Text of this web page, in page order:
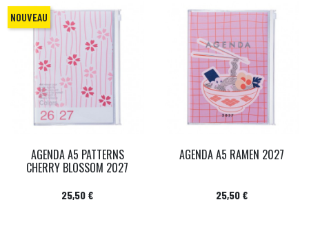
AGENDA A5 PATTERNS
CHERRY BLOSSOM 2027
Prix
25,50 €
NOUVEAU
AGENDA A5 RAMEN 2027
Prix
25,50 €